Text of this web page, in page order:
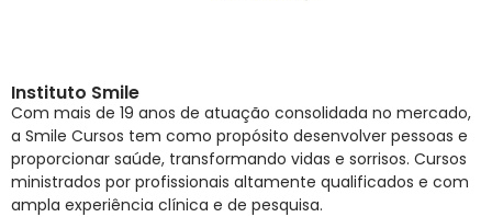
Instituto Smile
Com mais de 19 anos de atuação consolidada no mercado,
a Smile Cursos tem como propósito desenvolver pessoas e
proporcionar saúde, transformando vidas e sorrisos. Cursos
ministrados por profissionais altamente qualificados e com
ampla experiência clínica e de pesquisa.